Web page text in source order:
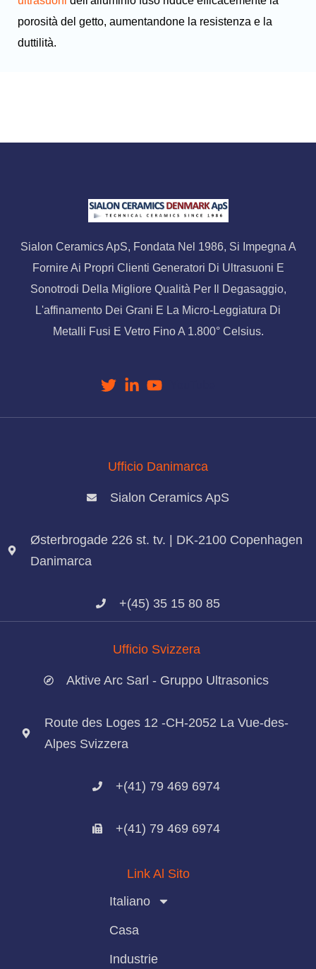
porosità del getto, aumentandone la resistenza e la
duttilità.
Sialon Ceramics ApS, Fondata Nel 1986, Si Impegna A
Fornire Ai Propri Clienti Generatori Di Ultrasuoni E
Sonotrodi Della Migliore Qualità Per Il Degasaggio,
L'affinamento Dei Grani E La Micro-Leggiatura Di
Metalli Fusi E Vetro Fino A 1.800° Celsius.
Ufficio Danimarca
Sialon Ceramics ApS
Østerbrogade 226 st. tv. | DK-2100 Copenhagen
Danimarca
+(45) 35 15 80 85
Ufficio Svizzera
Aktive Arc Sarl - Gruppo Ultrasonics
Route des Loges 12 -CH-2052 La Vue-des-
Alpes Svizzera
+(41) 79 469 6974
+(41) 79 469 6974
Link Al Sito
Italiano
Casa
Industrie